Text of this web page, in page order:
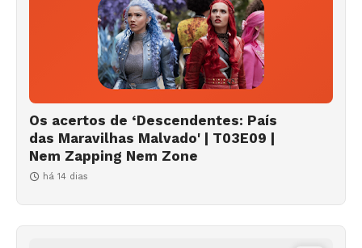
Os acertos de ‘Descendentes: País
das Maravilhas Malvado' | T03E09 |
Nem Zapping Nem Zone
há 14 dias